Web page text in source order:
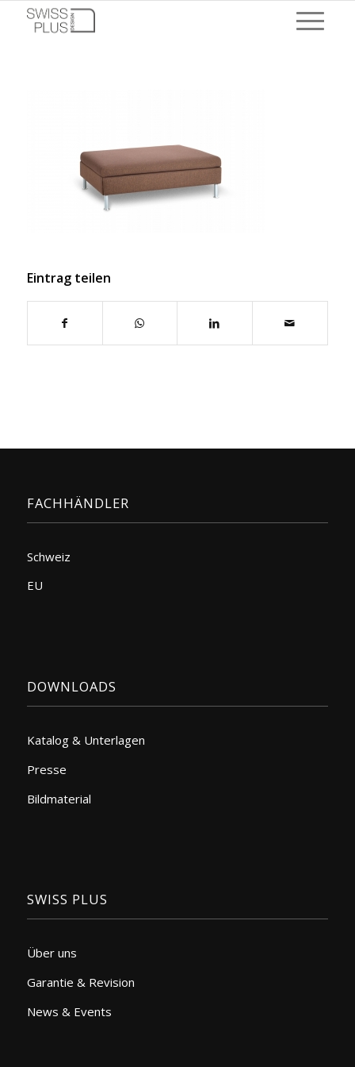
Eintrag teilen
FACHHÄNDLER
Schweiz
EU
DOWNLOADS
Katalog & Unterlagen
Presse
Bildmaterial
SWISS PLUS
Über uns
Garantie & Revision
News & Events